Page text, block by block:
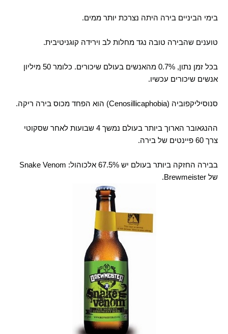
בימי הביניים בירה היתה נצרכת יותר ממים.
טוענים שהבירה טובה נגד מחלות לב וירידה קוגניטיבית.
בכל זמן נתון, 0.7% מהאנשים בעולם שיכורים. כלומר 50 מיליון
אנשים שיכורים עכשיו.
סנוסיליקפוביה (Cenosillicaphobia) הוא הפחד מכוס בירה ריקה.
ההנגאובר הארוך ביותר בעולם נמשך 4 שבועות לאחר שסקוטי
צרך 60 פיינטים של בירה.
בבירה החזקה ביותר בעולם יש 67.5% אלכוהול: Snake Venom
של Brewmeister.